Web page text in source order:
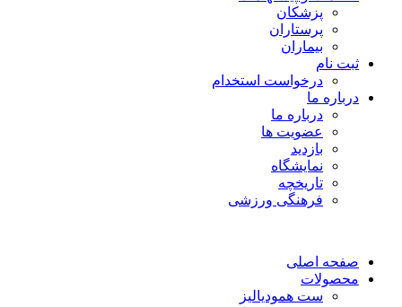
پزشكان
پرستاران
بيماران
ثبت نام
درخواست استخدام
درباره ما
درباره ما
عضویت ها
بازدید
نمایشگاه
تاريخچه
فرهنگی ورزشی
صفحه اصلی
محصولات
ست همودیالیز